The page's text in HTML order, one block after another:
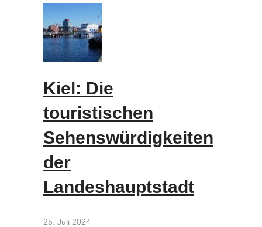
Kiel: Die
touristischen
Sehenswürdigkeiten
der
Landeshauptstadt
25. Juli 2024